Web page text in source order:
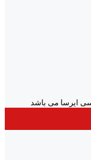
ایرسا می باشد